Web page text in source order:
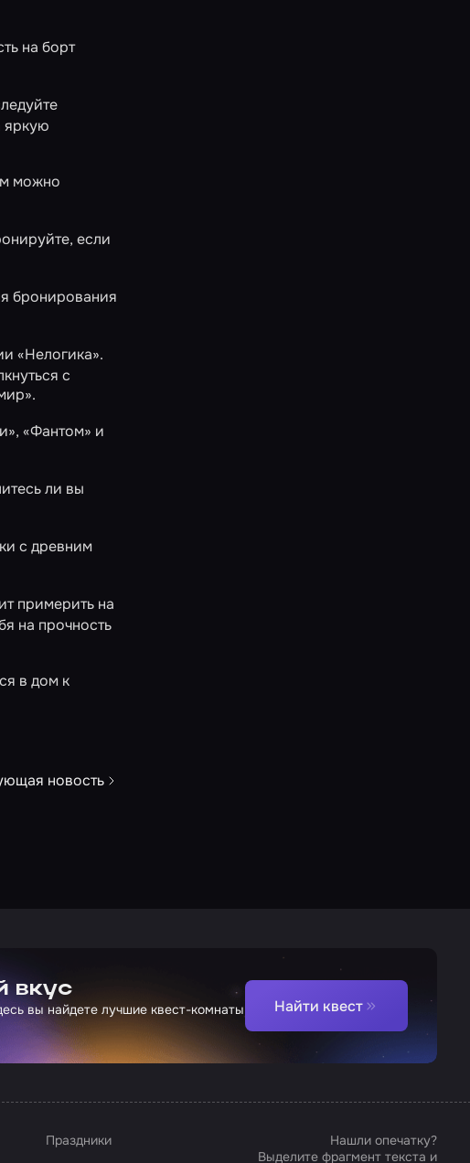
на борт
яркую
можно
если
бронирования
«Нелогика».
с
.
, «Фантом» и
ли вы
с древним
примерить на
на прочность
в дом к
новость
вкус
вы найдете лучшие квест-комнаты
Найти квест
Праздники
Нашли опечатку?
Выделите фрагмент текста и